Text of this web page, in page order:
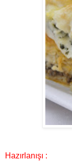
Hazırlanışı :